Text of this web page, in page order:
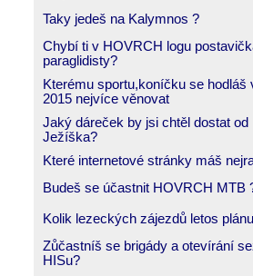
Taky jedeš na Kalymnos ?
Chybí ti v HOVRCH logu
paraglidisty?
Kterému sportu,koníčku se hodláš
2015 nejvíce věnovat
Jaký dáreček by jsi chtěl dostat od
Ježíška?
Které internetové stránky máš
Budeš se účastnit HOVRCH MTB
Kolik lezeckých zájezdů letos
Zůčastníš se brigády a otevírání
HISu?